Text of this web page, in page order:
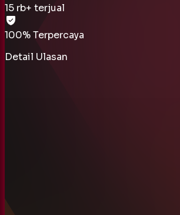
15 rb+ terjual
100% Terpercaya
Detail Ulasan